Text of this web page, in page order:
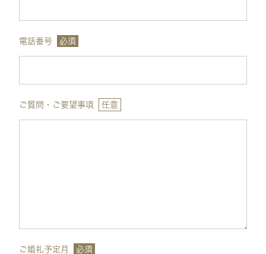
電話番号 必須
ご質問・ご要望事項 任意
ご婚礼予定月 必須